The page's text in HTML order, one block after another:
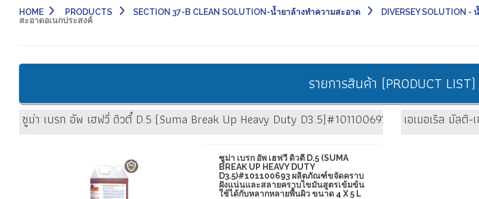
HOME PRODUCTS SECTION 37-B CLEAN SOLUTION-น้ำยาล้างทำความสะอาด DIVERSEY SOLUTION
สะอาดอเนกประสงค์
รายการสินค้า (PRODUCT LIST)
ซูม่า เบรก อัพ เฮฟวี่ ดิวตี๋ D.5 (Suma Break Up Heavy Duty D3.5)#101100693 ผลิตภัณฑ์ขจัดค
ซูม่า เบรก อัพ เฮฟวี่ ดิวตี๋ D.5 (SUMA
BREAK UP HEAVY DUTY
D3.5)#101100693 ผลิตภัณฑ์ขจัดคราบ
ฝังแน่นและสลายคราบไขมันสูตรเข้มข้น
ใช้ได้กับหลากหลายพื้นผิว ขนาด 4 X 5 L
เอเมอเริล มัล